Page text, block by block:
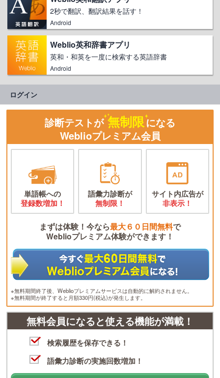
2秒で翻訳、翻訳結果を話す！
Android
Weblio英和辞書アプリ
英和・和英を一度に検索する英語辞書
Android
ログイン
診断テストが 無制限になる
Weblioプレミアム会員
単語帳への
登録数増加！
語彙力診断が
無制限！
サイト内広告が
非表示！
まずは体験！今なら最大６０日間無料で
Weblioプレミアム体験ができます！
※無料期間終了後、Weblioプレミアムサービスは自動的に解約されません。
※無料期間が終了すると月額330円(税込)が発生します。
無料会員になると使える機能が満載！
検索履歴を保存できる！
語彙力診断の実施回数増加！